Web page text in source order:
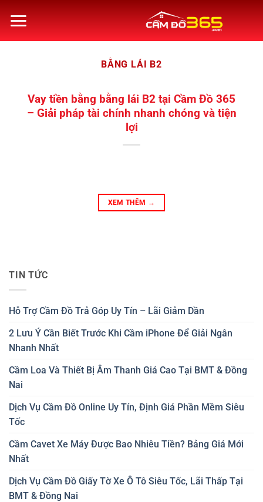
qua
BẰNG LÁI B2
Vay tiền bằng bằng lái B2 tại Cầm Đồ 365
– Giải pháp tài chính nhanh chóng và tiện
lợi
XEM THÊM →
TIN TỨC
Hỗ Trợ Cầm Đồ Trả Góp Uy Tín – Lãi Giảm Dần
2 Lưu Ý Cần Biết Trước Khi Cầm iPhone Để Giải Ngân
Nhanh Nhất
Cầm Loa Và Thiết Bị Âm Thanh Giá Cao Tại BMT & Đồng
Nai
Dịch Vụ Cầm Đồ Online Uy Tín, Định Giá Phần Mềm Siêu
Tốc
Cầm Cavet Xe Máy Được Bao Nhiêu Tiền? Bảng Giá Mới
Nhất
Dịch Vụ Cầm Đồ Giấy Tờ Xe Ô Tô Siêu Tốc, Lãi Thấp Tại
BMT & Đồng Nai